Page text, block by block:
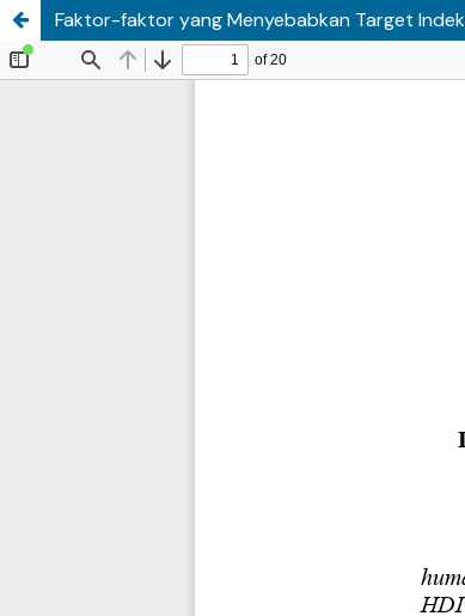
Faktor-faktor yang Menyebabkan Target